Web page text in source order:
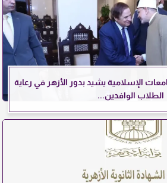
الإسلامية يشيد بدور الأزهر في رعاية
الطلاب الوافدين...